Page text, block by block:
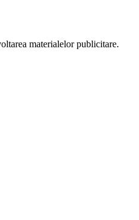
materialelor publicitare.